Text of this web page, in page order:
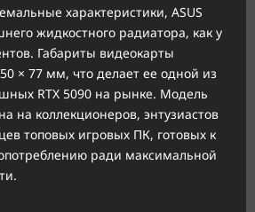
характеристики, ASUS
жидкостного радиатора, как у
Габариты видеокарты
× 77 мм, что делает ее одной из
RTX 5090 на рынке. Модель
на коллекционеров, энтузиастов
топовых игровых ПК, готовых к
ради максимальной